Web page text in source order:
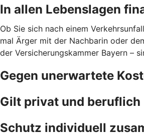
In allen Lebenslagen
Ob Sie sich nach einem
mal Ärger mit der Nachbarin oder
der Versicherungskammer Bayern –
Gegen unerwartete
Gilt privat und beruflich
Schutz individuell